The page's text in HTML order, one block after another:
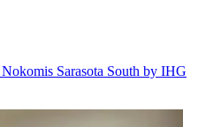
Sarasota South by IHG